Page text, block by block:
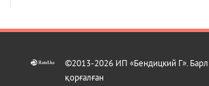
©2013-2026 ИП «Бендицкий Г».
қорғалған